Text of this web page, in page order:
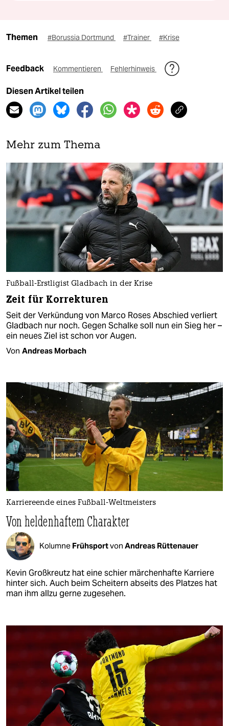
Themen #Borussia Dortmund #Trainer #Krise
Feedback Kommentieren Fehlerhinweis
Diesen Artikel teilen
Mehr zum Thema
Fußball-Erstligist Gladbach in der Krise
Zeit für Korrekturen
Seit der Verkündung von Marco Roses Abschied verliert
Gladbach nur noch. Gegen Schalke soll nun ein Sieg her –
ein neues Ziel ist schon vor Augen.
Von Andreas Morbach
Karriereende eines Fußball-Weltmeisters
Von heldenhaftem Charakter
Kolumne Frühsportvon Andreas Rüttenauer
Kevin Großkreutz hat eine schier märchenhafte Karriere
hinter sich. Auch beim Scheitern abseits des Platzes hat
man ihm allzu gerne zugesehen.